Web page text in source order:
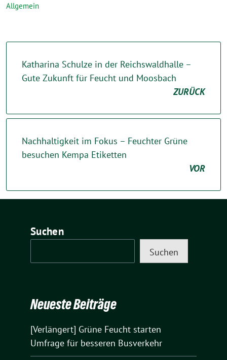
Allgemein
Katharina Schulze in der Reichswaldhalle –
Gute Zukunft für Feucht und Moosbach
ZURÜCK
Nachhaltigkeit im Fokus – Feuchter Grüne
besuchen Kempa Etiketten
VOR
Suchen
Suchen
Neueste Beiträge
[Verlängert] Grüne Feucht starten
Umfrage für besseren Busverkehr